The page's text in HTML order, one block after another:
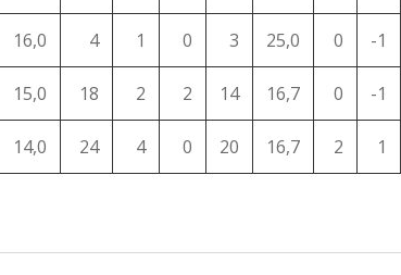
16,0 4 1 0 3 25,0 0 -1
15,0 18 2 2 14 16,7 0 -1
14,0 24 4 0 20 16,7 2 1